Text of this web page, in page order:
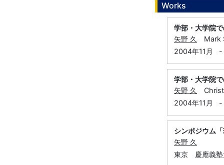
Works
学部・大学院
矢野 久
Mark
2004年11月
-
学部・大学院
矢野 久
2004年11月
-
シンポジウム
矢野 久
東京 慶應義